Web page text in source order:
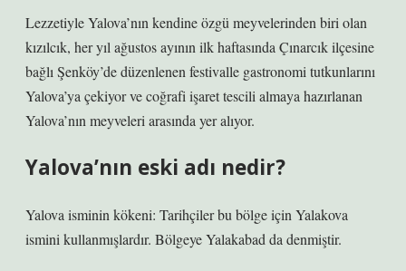
Lezzetiyle Yalova’nın kendine özgü meyvelerinden biri olan
kızılcık, her yıl ağustos ayının ilk haftasında Çınarcık ilçesine
bağlı Şenköy’de düzenlenen festivalle gastronomi tutkunlarını
Yalova’ya çekiyor ve coğrafi işaret tescili almaya hazırlanan
Yalova’nın meyveleri arasında yer alıyor.
Yalova’nın eski adı nedir?
Yalova isminin kökeni: Tarihçiler bu bölge için Yalakova
ismini kullanmışlardır. Bölgeye Yalakabad da denmiştir.